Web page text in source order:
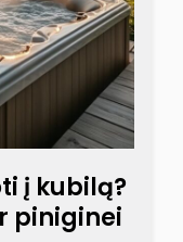
į kubilą?
piniginei